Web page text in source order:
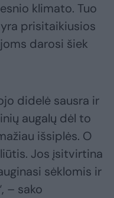
klimato. Tuo
prisitaikiusios
darosi šiek
didelė sausra ir
augalų dėl to
išsiplės. O
Jos įsitvirtina
sėklomis ir
– sako